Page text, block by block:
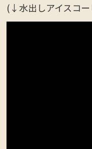
(↓水出しアイスコ